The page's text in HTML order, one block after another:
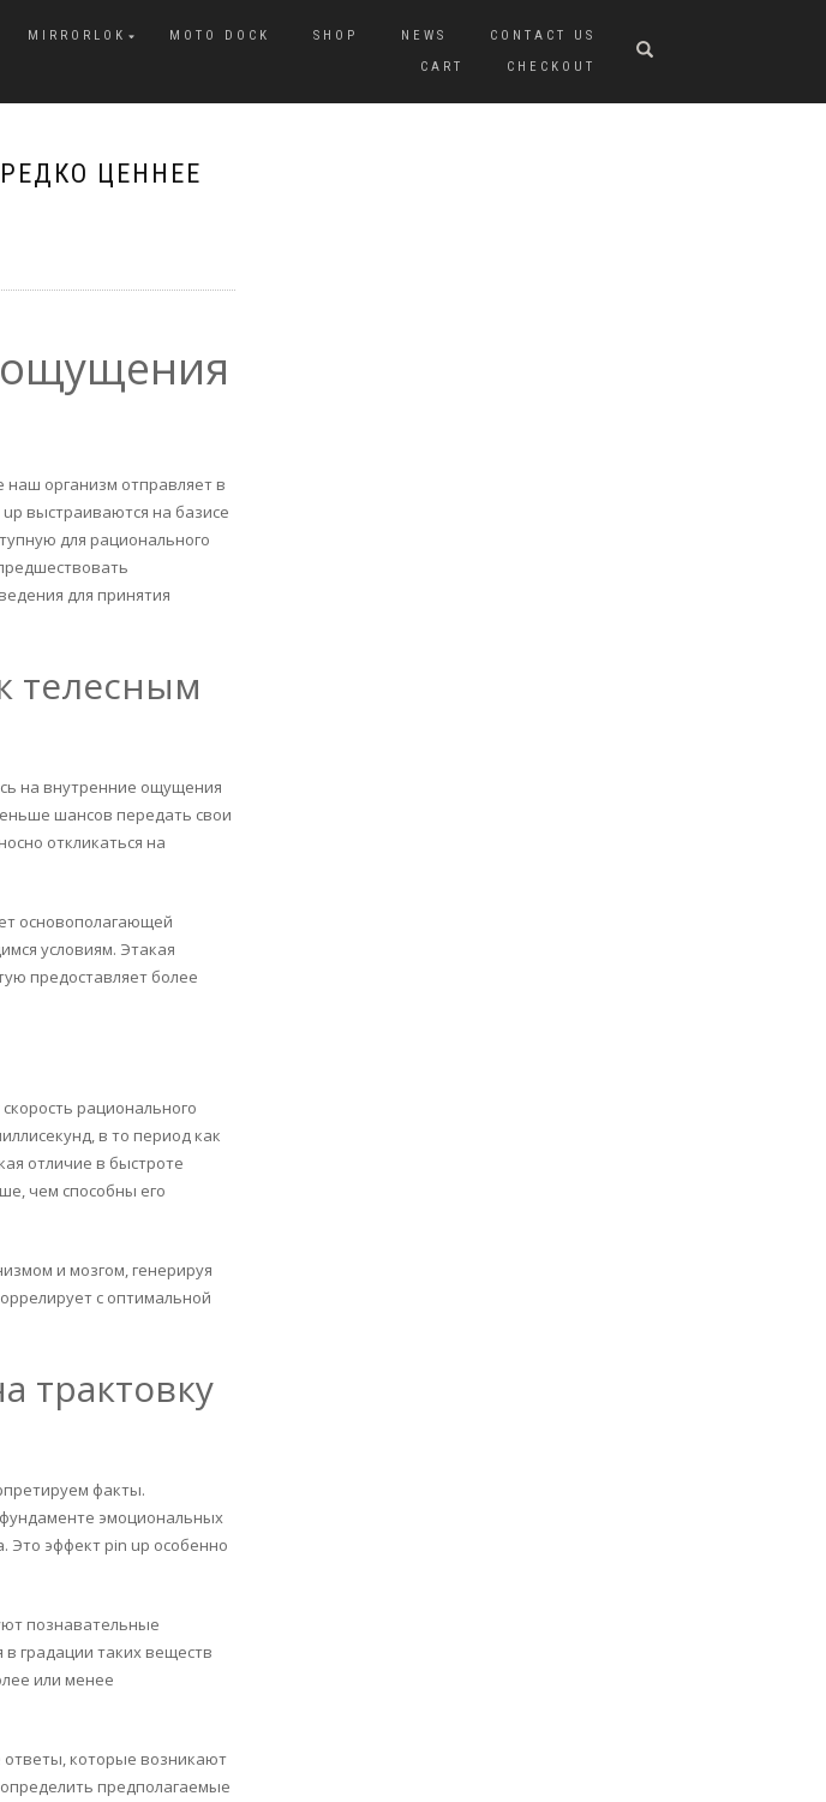
MIRRORLOK MOTO DOCK SHOP NEWS
CONTACT US
CART
CHECKOUT
ЦЕННЕЕ
ощущения
организм отправляет в
выстраиваются на базисе
для рационального
для принятия
телесным
на внутренние ощущения
шансов передать свои
откликаться на
основополагающей
условиям. Этакая
предоставляет более
рационального
в то период как
отличие в быстроте
чем способны его
и мозгом, генерируя
с оптимальной
трактовку
факты.
эмоциональных
Это эффект pin up особенно
познавательные
градации таких веществ
или менее
которые возникают
предполагаемые